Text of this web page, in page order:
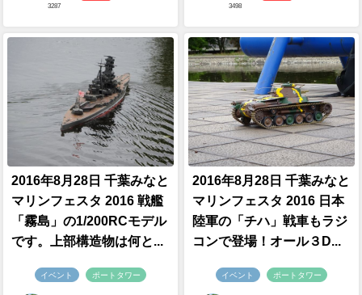
3287
3498
2016年8月28日 千葉みなと
マリンフェスタ 2016 戦艦
「霧島」の1/200RCモデル
です。上部構造物は何と...
イベント ポートタワー
2016年8月28日 千葉みなと
マリンフェスタ 2016 日本
陸軍の「チハ」戦車もラジ
コンで登場！オール３D...
イベント ポートタワー